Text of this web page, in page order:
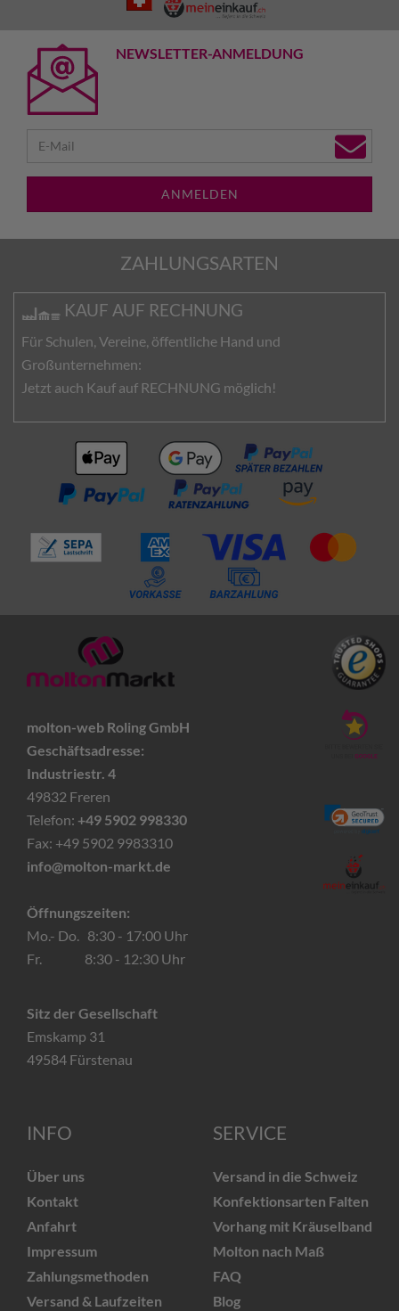
NEWSLETTER-ANMELDUNG
ANMELDEN
ZAHLUNGSARTEN
KAUF AUF RECHNUNG
Für Schulen, Vereine, öffentliche Hand und
Großunternehmen:
Jetzt auch Kauf auf RECHNUNG möglich!
molton-web Roling GmbH
Geschäftsadresse:
Industriestr. 4
49832 Freren
Telefon: +49 5902 998330
Fax: +49 5902 9983310
info@molton-markt.de
Öffnungszeiten:
Mo.- Do. 8:30 - 17:00 Uhr
Fr. 8:30 - 12:30 Uhr
Sitz der Gesellschaft
Emskamp 31
49584 Fürstenau
INFO
Über uns
Kontakt
Anfahrt
Impressum
Zahlungsmethoden
Versand & Laufzeiten
SERVICE
Versand in die Schweiz
Konfektionsarten Falten
Vorhang mit Kräuselband
Molton nach Maß
FAQ
Blog